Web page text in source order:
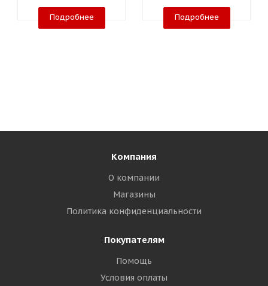
Подробнее Подробнее
Компания
О компании
Магазины
Политика конфиденциальности
Покупателям
Помощь
Условия оплаты